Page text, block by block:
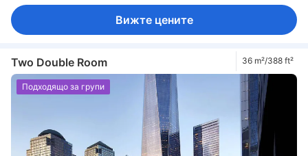
Вижте цените
Two Double Room 36 m²/388 ft²
Подходящо за групи